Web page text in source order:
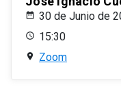
30 de Junio de
15:30
Zoom